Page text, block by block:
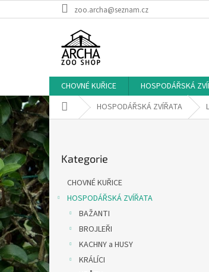
na
zoo.archa@seznam.cz
CHOVNÉ KUŘICE HOSPODÁŘSKÁ
Domů HOSPODÁŘSKÁ ZVÍŘATA
o
s
t
r
n
n
p
a
n
kategorie
Kategorie
CHOVNÉ KUŘICE
HOSPODÁŘSKÁ ZVÍŘATA
BAŽANTI
BROJLEŘI
KACHNY a HUSY
KRÁLÍCI